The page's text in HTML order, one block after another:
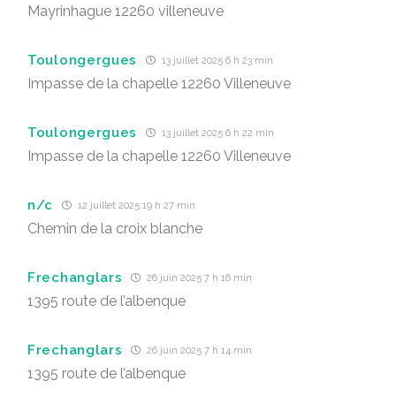
Mayrinhague 12260 villeneuve
Toulongergues 13 juillet 2025 6 h 23 min
Impasse de la chapelle 12260 Villeneuve
Toulongergues 13 juillet 2025 6 h 22 min
Impasse de la chapelle 12260 Villeneuve
n/c 12 juillet 2025 19 h 27 min
Chemin de la croix blanche
Frechanglars 26 juin 2025 7 h 16 min
1395 route de l’albenque
Frechanglars 26 juin 2025 7 h 14 min
1395 route de l’albenque